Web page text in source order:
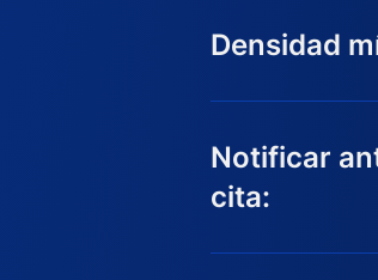
Densidad
Notificar
cita: